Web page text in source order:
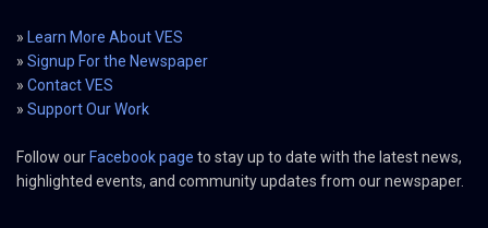
» Learn More About VES
» Signup For the Newspaper
» Contact VES
» Support Our Work
Follow our Facebook page to stay up to date with the latest news,
highlighted events, and community updates from our newspaper.